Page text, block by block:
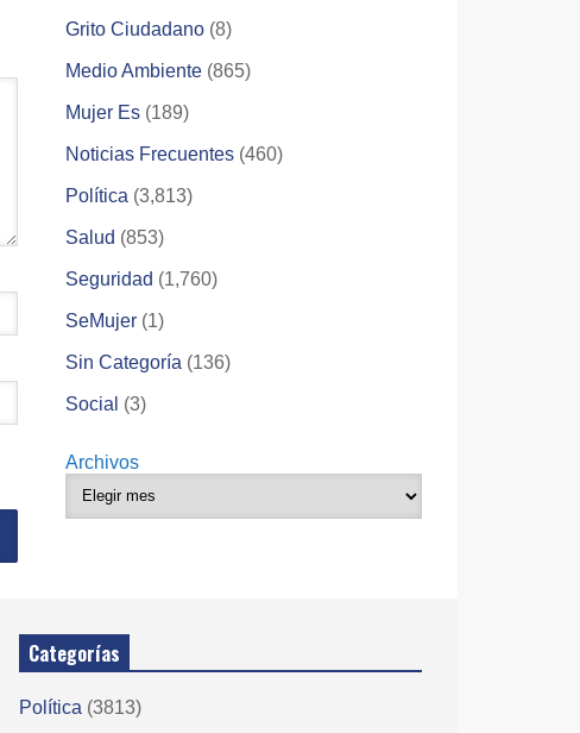
Grito Ciudadano (8)
Medio Ambiente (865)
Mujer Es (189)
Noticias Frecuentes (460)
Política (3,813)
Salud (853)
Seguridad (1,760)
SeMujer (1)
Sin Categoría (136)
Social (3)
Archivos
Categorías
Política (3813)